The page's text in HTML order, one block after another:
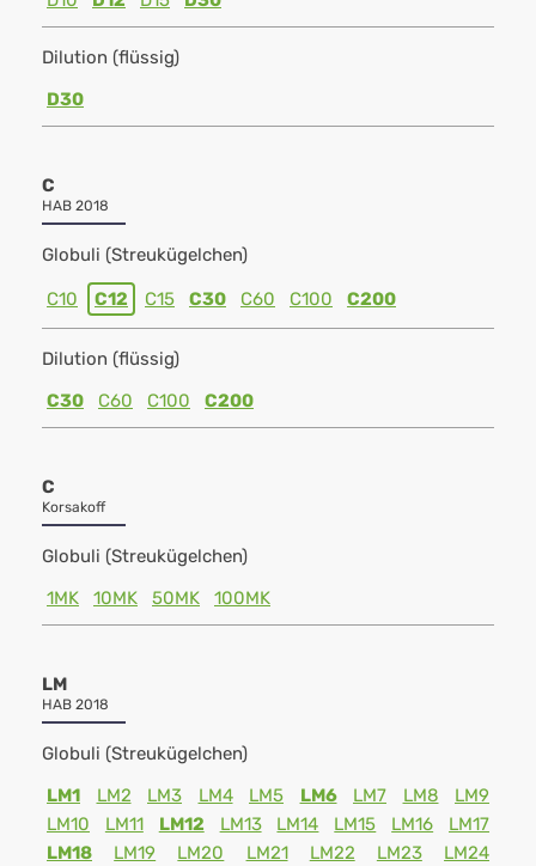
Dilution (flüssig)
D30
C
HAB 2018
Globuli (Streukügelchen)
C10 C12 C15 C30 C60 C100 C200
Dilution (flüssig)
C30
C60 C100 C200
C
Korsakoff
Globuli (Streukügelchen)
1MK
10MK 50MK 100MK
LM
HAB 2018
Globuli (Streukügelchen)
LM1
LM2 LM3 LM4 LM5 LM6 LM7 LM8
LM9
LM10
LM11 LM12 LM13 LM14 LM15 LM16
LM17
LM18
LM19 LM20 LM21 LM22 LM23 LM24